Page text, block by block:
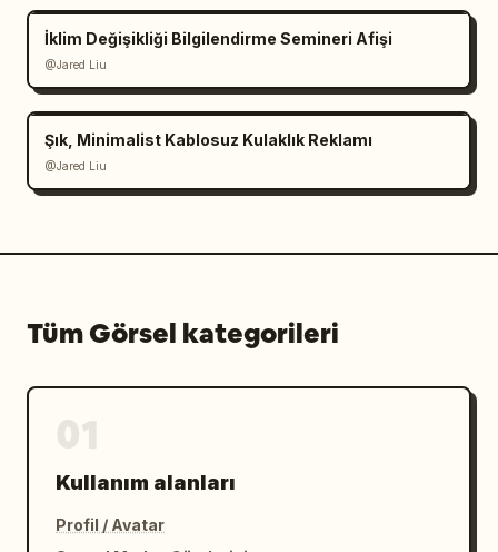
İklim Değişikliği Bilgilendirme Semineri Afişi
@Jared Liu
Şık, Minimalist Kablosuz Kulaklık Reklamı
@Jared Liu
Tüm Görsel kategorileri
Kullanım alanları
Profil / Avatar